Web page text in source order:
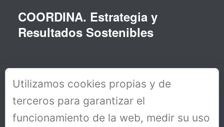
COORDINA. Estrategia y
Resultados Sostenibles
Utilizamos cookies propias y de
terceros para garantizar el
funcionamiento de la web, medir su uso